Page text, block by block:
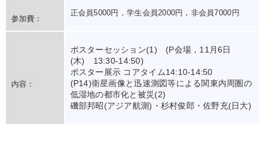
参加費：
正会員5000円，学生会員2000円，非会員7000円
内容：
ポスターセッション(1) (P会場，11月6日
(木) 13:30-14:50)
ポスター展示 コアタイム14:10-14:50
(P14)衛星画像と迅速測図等による関東内周圏の
低湿地の都市化と被災(2)
磯部邦昭(アジア航測)・杉村俊郎・佐野充(日大)